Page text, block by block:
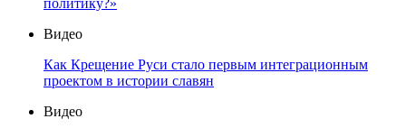
политику?»
Видео
Как Крещение Руси стало первым интеграционным
проектом в истории славян
Видео